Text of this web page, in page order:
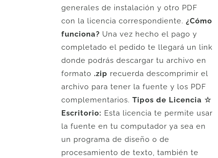
generales de instalación y otro PDF
con la licencia correspondiente. ¿Cómo
funciona? Una vez hecho el pago y
completado el pedido te llegará un link
donde podrás descargar tu archivo en
formato .zip recuerda descomprimir el
archivo para tener la fuente y los PDF
complementarios. Tipos de Licencia ☆
Escritorio: Esta licencia te permite usar
la fuente en tu computador ya sea en
un programa de diseño o de
procesamiento de texto, también te